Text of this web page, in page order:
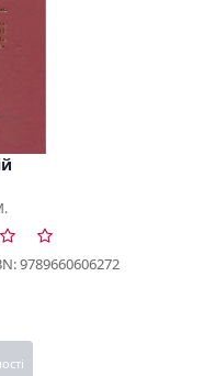
9789660606272